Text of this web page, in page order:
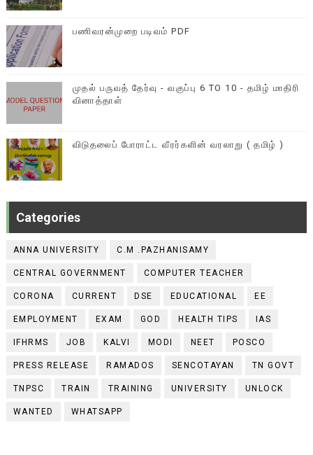
பணிவரன்முறை படிவம் PDF
முதல் பருவத் தேர்வு - வகுப்பு 6 TO 10 - தமிழ் மாதிரி
வினாத்தாள்
விடுதலைப் போராட்ட வீரர்களின் வரலாறு ( தமிழ் )
Categories
ANNA UNIVERSITY C.M .PAZHANISAMY
CENTRAL GOVERNMENT COMPUTER TEACHER
CORONA CURRENT DSE EDUCATIONAL EE
EMPLOYMENT EXAM GOD HEALTH TIPS IAS
IFHRMS JOB KALVI MODI NEET POSCO
PRESS RELEASE RAMADOS SENCOTAYAN TN GOVT
TNPSC TRAIN TRAINING UNIVERSITY UNLOCK
WANTED WHATSAPP